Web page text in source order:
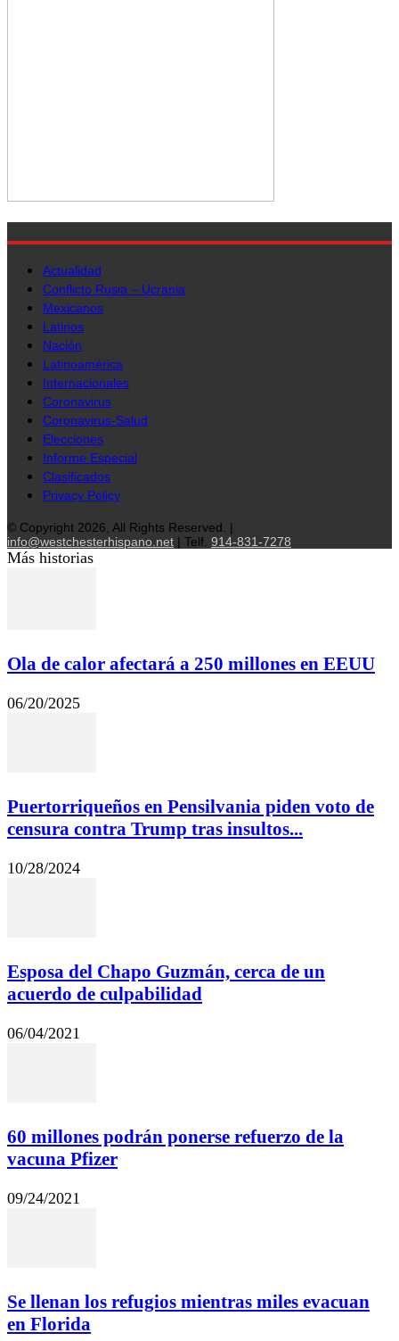
Actualidad
Conflicto Rusia – Ucrania
Mexicanos
Latinos
Nación
Latinoamérica
Internacionales
Coronavirus
Coronavirus-Salud
Elecciones
Informe Especial
Clasificados
Privacy Policy
© Copyright 2026, All Rights Reserved. |
info@westchesterhispano.net | Telf. 914-831-7278
Más historias
Ola de calor afectará a 250 millones en EEUU
06/20/2025
Puertorriqueños en Pensilvania piden voto de
censura contra Trump tras insultos...
10/28/2024
Esposa del Chapo Guzmán, cerca de un
acuerdo de culpabilidad
06/04/2021
60 millones podrán ponerse refuerzo de la
vacuna Pfizer
09/24/2021
Se llenan los refugios mientras miles evacuan
en Florida